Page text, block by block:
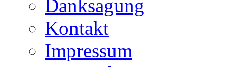
Danksagung
Kontakt
Impressum